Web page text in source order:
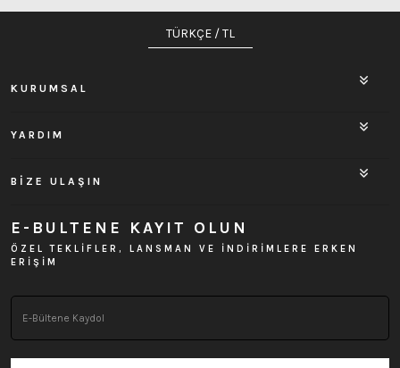
TÜRKÇE / TL
KURUMSAL
YARDIM
BİZE ULAŞIN
E-BULTENE KAYIT OLUN
ÖZEL TEKLİFLER, LANSMAN VE İNDİRİMLERE ERKEN
ERİŞİM